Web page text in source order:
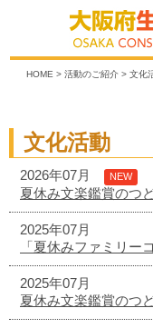
HOME > 活動のご紹介> 文化
文化活動
2026年07月 NEW
夏休み文楽鑑賞のつ
2025年07月
「夏休みファミリー
2025年07月
夏休み文楽鑑賞のつ